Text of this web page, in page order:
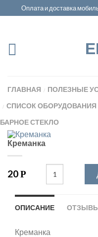
Оплата и доставка
ГЛАВНАЯ / ПОЛЕЗНЫЕ
/ СПИСОК ОБОРУДОВАНИЯ
БАРНОЕ СТЕКЛО
Креманка
20Р
ОПИСАНИЕ
Креманка